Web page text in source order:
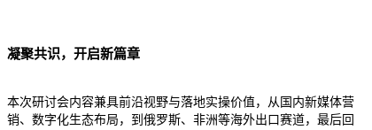
凝聚共识，开启新篇章
本次研讨会内容兼具前沿视野与落地实操价值，从国内新媒体营
销、数字化生态布局，到俄罗斯、非洲等海外出口赛道，最后回